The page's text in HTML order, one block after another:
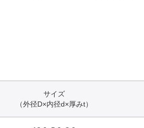
サイズ
（外径D×内径d×厚みt）